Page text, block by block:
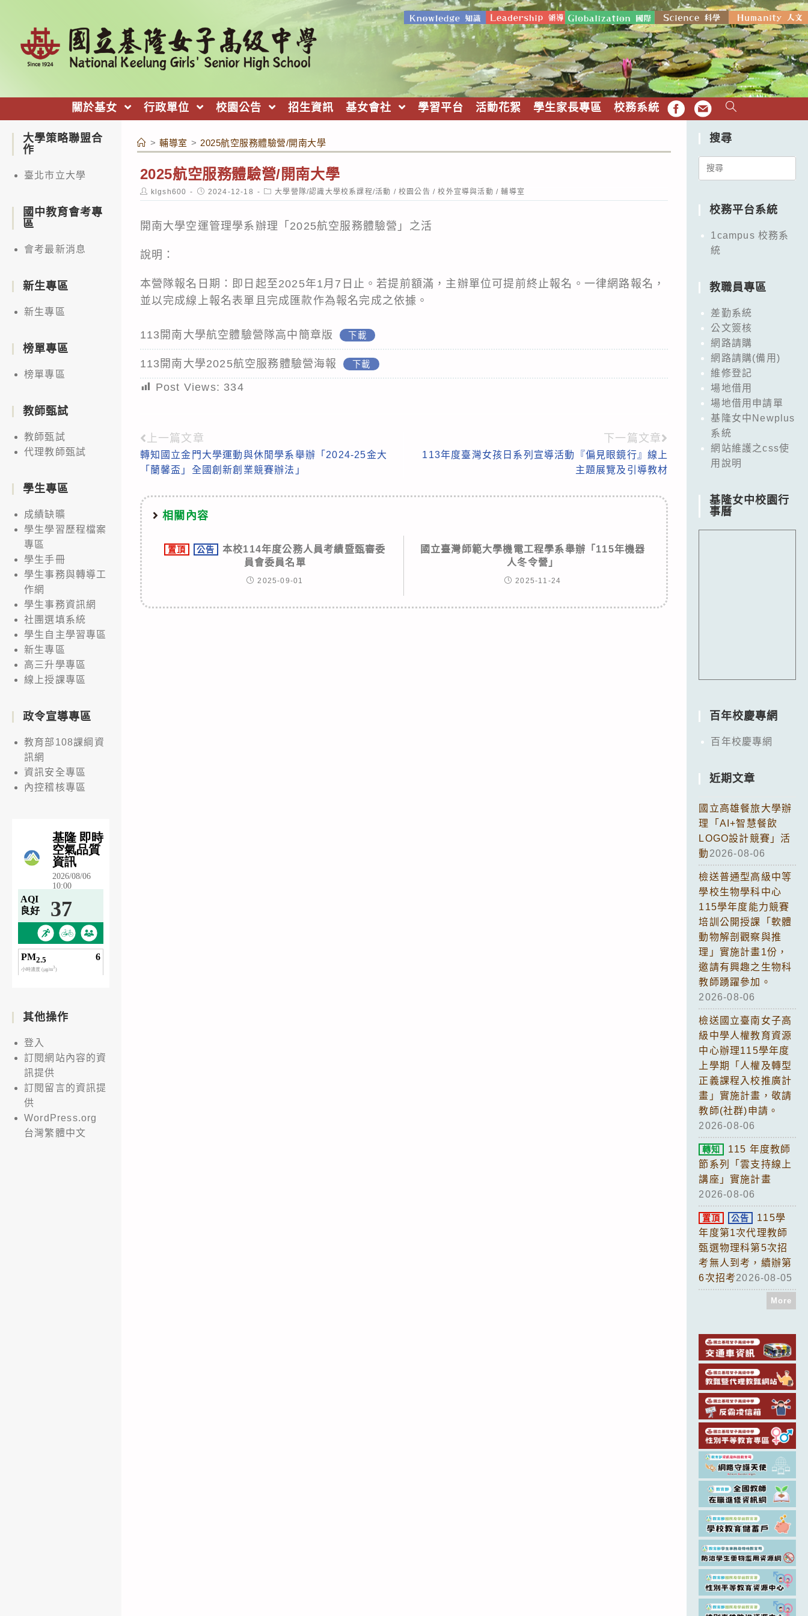
關於基女 行政單位 校園公告 招生資訊 基女會社 學習平台 活動花絮 學生家長專區 校務系統 FB EMAIL
> 輔導室 > 2025航空服務體驗營/開南大學
2025航空服務體驗營/開南大學
Post
author:
klgsh600
Post
published:
2024-12-18
Post
category:
大學營隊/認識大學校系課程/活動 / 校園公告 / 校外宣導與活動 / 輔導室
開南大學空運管理學系辦理「2025航空服務體驗營」之活
說明：
本營隊報名日期：即日起至2025年1月7日止。若提前額滿，主辦單位可提前終止報名。一律網路報名，
並以完成線上報名表單且完成匯款作為報名完成之依據。
113開南大學航空體驗營隊高中簡章版 下載
113開南大學2025航空服務體驗營海報 下載
Post Views: 334
Read
more
上一篇文章
轉知國立金門大學運動與休閒學系舉辦「2024-25金大
「蘭馨盃」全國創新創業競賽辦法」
下一篇文章
113年度臺灣女孩日系列宣導活動『偏見眼鏡行』線上
主題展覽及引導教材
相關內容
置頂 公告
本校114年度公務人員考績暨甄審委
員會委員名單
2025-09-01
國立臺灣師範大學機電工程學系舉辦「115年機器
人冬令營」
2025-11-24
大學策略聯盟合
作
臺北市立大學
國中教育會考專
區
會考最新消息
新生專區
新生專區
榜單專區
榜單專區
教師甄試
教師甄試
代理教師甄試
學生專區
成績缺曠
學生學習歷程檔案
專區
學生手冊
學生事務與轉導工
作網
學生事務資訊網
社團選填系統
學生自主學習專區
新生專區
高三升學專區
線上授課專區
政令宣導專區
教育部108課綱資
訊網
資訊安全專區
內控稽核專區
其他操作
登入
訂閱網站內容的資
訊提供
訂閱留言的資訊提
供
WordPress.org
台灣繁體中文
搜尋
Search
校務平台系統
1campus 校務系
統
教職員專區
差勤系統
公文簽核
網路請購
網路請購(備用)
維修登記
場地借用
場地借用申請單
基隆女中Newplus
系統
網站維護之css使
用說明
基隆女中校園行
事曆
百年校慶專網
百年校慶專網
近期文章
國立高雄餐旅大學辦
理「AI+智慧餐飲
LOGO設計競賽」活
動 2026-08-06
檢送普通型高級中等
學校生物學科中心
115學年度能力競賽
培訓公開授課「軟體
動物解剖觀察與推
理」實施計畫1份，
邀請有興趣之生物科
教師踴躍參加。
2026-08-06
檢送國立臺南女子高
級中學人權教育資源
中心辦理115學年度
上學期「人權及轉型
正義課程入校推廣計
畫」實施計畫，敬請
教師(社群)申請。
2026-08-06
轉知
115 年度教師
節系列「雲支持線上
講座」實施計畫
2026-08-06
置頂 公告
115學
年度第1次代理教師
甄選物理科第5次招
考無人到考，續辦第
6次招考2026-08-05
More